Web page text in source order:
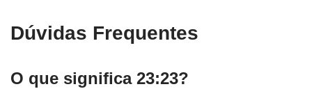
Dúvidas Frequentes
O que significa 23:23?